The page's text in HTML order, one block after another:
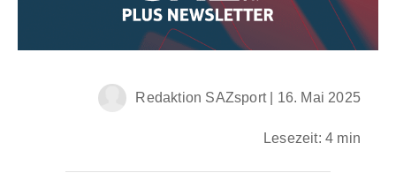
Redaktion SAZsport 16. Mai 2025
Lesezeit: 4 min